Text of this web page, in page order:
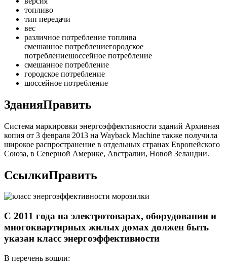
топливо
тип передачи
вес
различное потребление топлива
смешанное потреблениегородское
потреблениешоссейное потребление
смешанное потребление
городское потребление
шоссейное потребление
ЗданияПравить
Система маркировки энергоэффективности зданий Архивная
копия от 3 февраля 2013 на Wayback Machine также получила
широкое распространение в отдельных странах Европейского
Союза, в Северной Америке, Австралии, Новой Зеландии.
СсылкиПравить
С 2011 года на электротоварах, оборудовании и
многоквартирных жилых домах должен быть
указан класс энергоэффективности
В перечень вошли: